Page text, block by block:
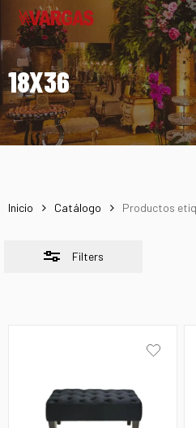
Skip
main
content
18X36
Inicio Catálogo Productos
Filters